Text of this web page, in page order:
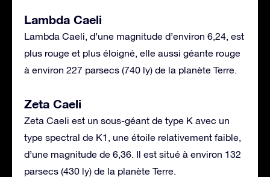
Lambda Caeli
Lambda Caeli, d’une magnitude d’environ 6,24, est
plus rouge et plus éloigné, elle aussi géante rouge
à environ 227 parsecs (740 ly) de la planète Terre.
Zeta Caeli
Zeta Caeli est un sous-géant de type K avec un
type spectral de K1, une étoile relativement faible,
d’une magnitude de 6,36. Il est situé à environ 132
parsecs (430 ly) de la planète Terre.